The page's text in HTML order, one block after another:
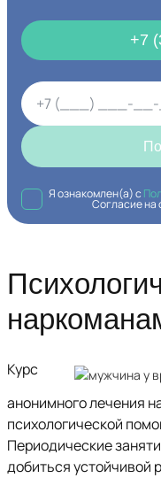
+7
Я ознакомлен(а) с
Согласие на
Курс
анонимного лечения
психологической
Периодические
добиться устойчивой